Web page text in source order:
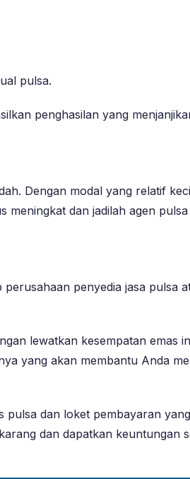
pulsa.
penghasilan yang
Dengan modal yang relatif
dan jadilah agen
penyedia jasa pulsa
lewatkan kesempatan emas
yang akan membantu Anda
pulsa dan loket pembayaran
dan dapatkan keuntungan